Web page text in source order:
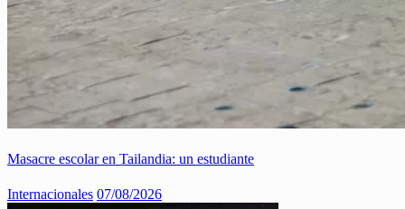
Masacre escolar en Tailandia: un estudiante
Internacionales 07/08/2026